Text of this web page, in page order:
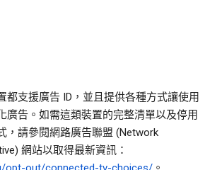
都支援廣告 ID，並且提供各種方式讓使用
廣告。如需這類裝置的完整清單以及停用
，請參閱網路廣告聯盟 (Network
網站以取得最新資訊：